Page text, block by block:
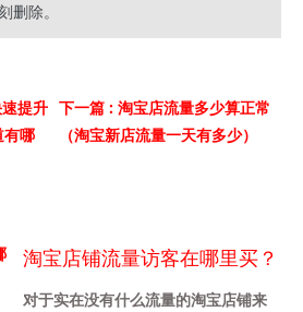
删除。
提升
有哪
下一篇 : 淘宝店流量多少算正常
（淘宝新店流量一天有多少）
淘宝店铺流量访客在哪里买？
怎么买？
对于实在没有什么流量的淘宝店铺来